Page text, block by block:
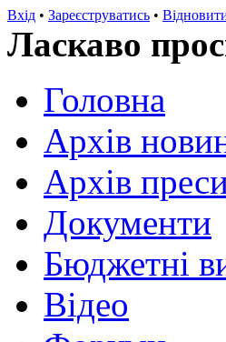
Вхід • Зареєструватись •
Ласкаво
Головна
Архів
Архів
Документи
Бюджетні
Відео